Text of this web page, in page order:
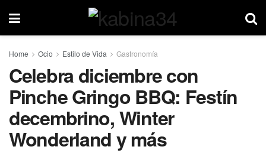
Home Ocio Estilo de Vida Gastronomía
Celebra diciembre con
Pinche Gringo BBQ: Festín
decembrino, Winter
Wonderland y más